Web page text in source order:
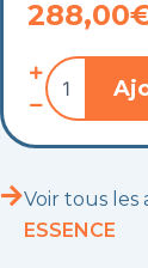
288,00
quantité
de
Carburateur
IBM
10
Voir tous les
ESSENCE